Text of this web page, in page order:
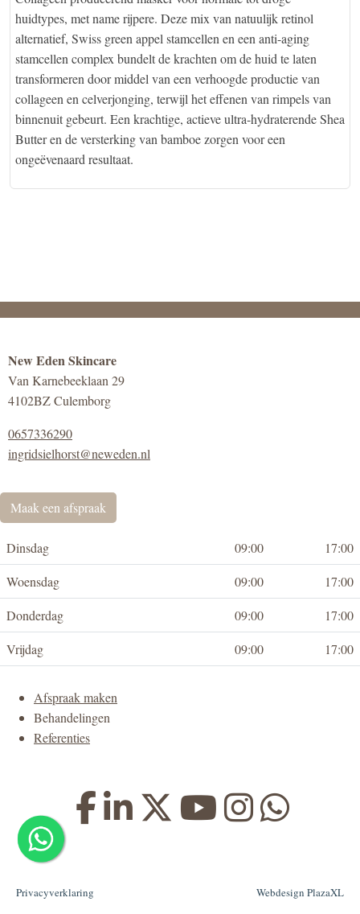
huidtypes, met name rijpere. Deze mix van natuulijk retinol
alternatief, Swiss green appel stamcellen en een anti-aging
stamcellen complex bundelt de krachten om de huid te laten
transformeren door middel van een verhoogde productie van
collageen en celverjonging, terwijl het effenen van rimpels van
binnenuit gebeurt. Een krachtige, actieve ultra-hydraterende Shea
Butter en de versterking van bamboe zorgen voor een
ongeëvenaard resultaat.
New Eden Skincare
Van Karnebeeklaan 29
4102BZ Culemborg
0657336290
ingridsielhorst@neweden.nl
Maak een afspraak
Dinsdag 09:00
17:00
Woensdag
09:00
17:00
Donderdag
09:00
17:00
Vrijdag
09:00 17:00
Afspraak maken
Behandelingen
Referenties
Privacyverklaring Webdesign PlazaXL